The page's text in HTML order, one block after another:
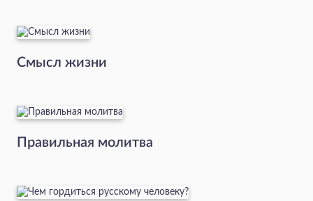
Смысл жизни
Правильная молитва